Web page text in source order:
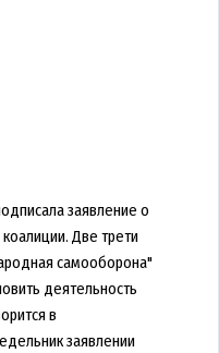
заявление о
Две трети
самооборона"
деятельность
в
заявлении